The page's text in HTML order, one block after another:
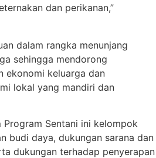
dan perikanan,”
dalam rangka menunjang
sehingga mendorong
ekonomi keluarga dan
lokal yang mandiri dan
Sentani ini kelompok
budi daya, dukungan sarana dan
dukungan terhadap penyerapan